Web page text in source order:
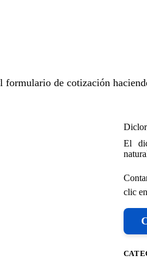
formulario de cotización
El
clic en